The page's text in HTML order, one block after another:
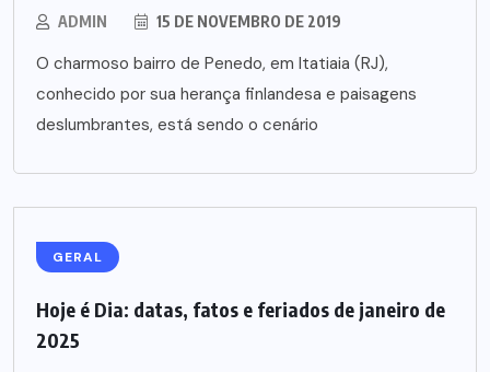
ADMIN 15 DE NOVEMBRO DE 2019
O charmoso bairro de Penedo, em Itatiaia (RJ),
conhecido por sua herança finlandesa e paisagens
deslumbrantes, está sendo o cenário
GERAL
Hoje é Dia: datas, fatos e feriados de janeiro de
2025